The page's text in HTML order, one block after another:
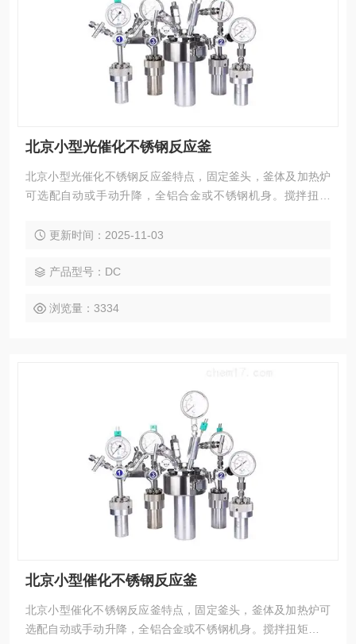
北京小型光催化不锈钢反应釜
北京小型光催化不锈钢反应釜特点，固定釜头，釜体及加热炉
可选配自动或手动升降，全铝合金或不锈钢机身。搅拌扭矩
程、数据采集等诸多控制功能
更新时间：2025-11-03
产品型号：DC
浏览量：3334
北京小型催化不锈钢反应釜
北京小型催化不锈钢反应釜特点，固定釜头，釜体及加热炉可
选配自动或手动升降，全铝合金或不锈钢机身。搅拌扭矩大。